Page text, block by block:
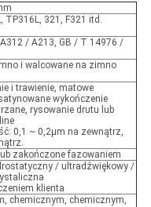
TP316L, 321, F321 itd.
/ A213, GB / T 14976 /
i walcowane na zimno
i trawienie, matowe
wykończenie
rysowanie drutu lub
0,1 ~ 0,2μm na zewnątrz,
zakończone fazowaniem
/ ultradźwiękowy /
klienta
chemicznym, chemicznym,